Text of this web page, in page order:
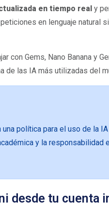
en tiempo real y
en lenguaje natural
con Gems, Nano Banana y
de las IA más utilizadas del
política para el uso de la
y la responsabilidad
desde tu cuenta